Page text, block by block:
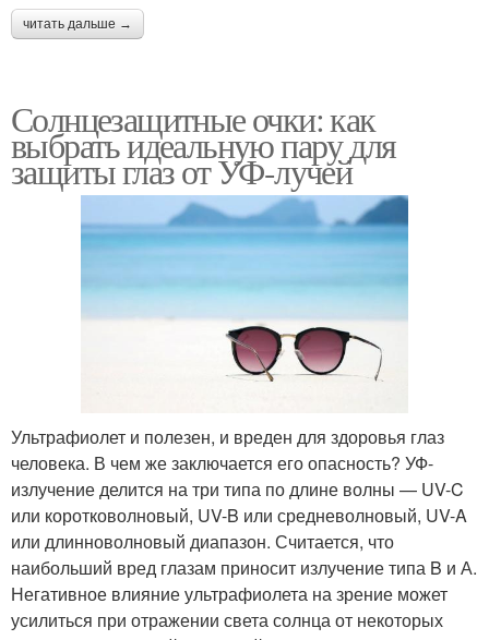
читать дальше →
Солнцезащитные очки: как
выбрать идеальную пару для
защиты глаз от УФ-лучей
Ультрафиолет и полезен, и вреден для здоровья глаз
человека. В чем же заключается его опасность? УФ-
излучение делится на три типа по длине волны — UV-C
или коротковолновый, UV-B или средневолновый, UV-A
или длинноволновый диапазон. Считается, что
наибольший вред глазам приносит излучение типа B и А.
Негативное влияние ультрафиолета на зрение может
усилиться при отражении света солнца от некоторых